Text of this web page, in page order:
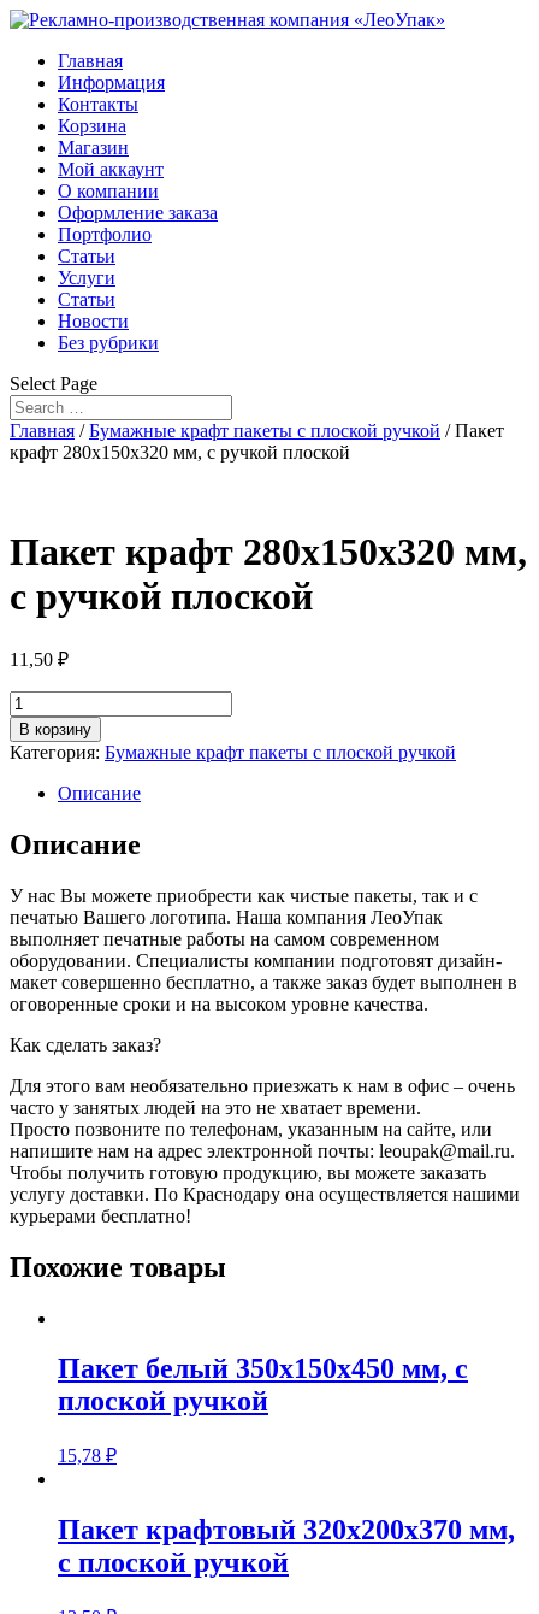
Главная
Информация
Контакты
Корзина
Магазин
Мой аккаунт
О компании
Оформление заказа
Портфолио
Статьи
Услуги
Статьи
Новости
Без рубрики
Select Page
Главная /Бумажные крафт пакеты с плоской ручкой / Пакет
крафт 280х150х320 мм, с ручкой плоской
Пакет крафт 280х150х320 мм,
с ручкой плоской
11,50 ₽
Количество
товара
Пакет
крафт
280х150х320
с
ручкой
В корзину
Категория: Бумажные крафт пакеты с плоской ручкой
Описание
Описание
У нас Вы можете приобрести как чистые пакеты, так и с
печатью Вашего логотипа. Наша компания ЛеоУпак
выполняет печатные работы на самом современном
оборудовании. Специалисты компании подготовят дизайн-
макет совершенно бесплатно, а также заказ будет выполнен в
оговоренные сроки и на высоком уровне качества.
Как сделать заказ?
Для этого вам необязательно приезжать к нам в офис – очень
часто у занятых людей на это не хватает времени.
Просто позвоните по телефонам, указанным на сайте, или
напишите нам на адрес электронной почты: leoupak@mail.ru.
Чтобы получить готовую продукцию, вы можете заказать
услугу доставки. По Краснодару она осуществляется нашими
курьерами бесплатно!
Похожие товары
Пакет белый 350х150х450 мм, с
плоской ручкой
15,78 ₽
Пакет крафтовый 320х200х370 мм,
с плоской ручкой